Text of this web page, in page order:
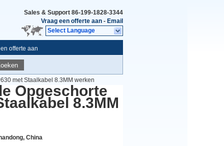
Sales & Support 86-199-1828-3344
Vraag een offerte aan - Email
Select Language
offerte aan
met Staalkabel 8.3MM werken
Opgeschorte
8.3MM
China